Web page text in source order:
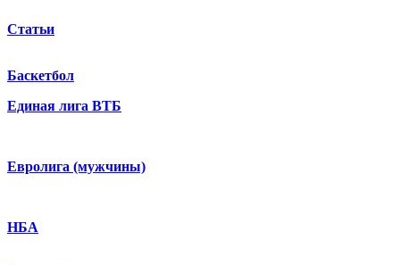
Статьи
Баскетбол
Единая лига ВТБ
Евролига (мужчины)
НБА